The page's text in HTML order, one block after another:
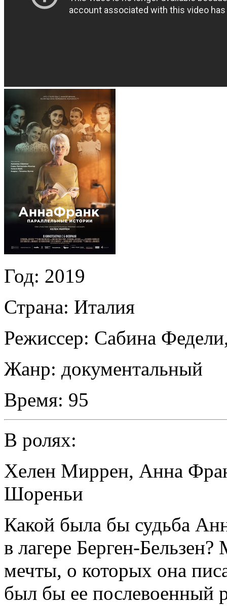
Год: 2019
Страна: Италия
Режиссер: Сабина Федели
Жанр: документальный
Время: 95
В ролях:
Хелен Миррен, Анна
Шореньи
Какой была бы судьба
в лагере Берген-
мечты, о которых она
был бы ее послевоенный